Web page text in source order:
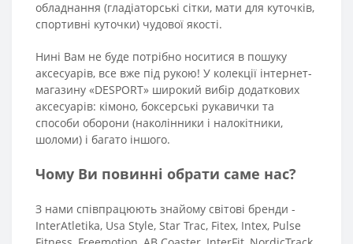
обладнання (гладіаторські сітки, мати для куточків,
спортивні куточки) чудової якості.
Нині Вам не буде потрібно носитися в пошуку
аксесуарів, все вже під рукою! У колекції інтернет-
магазину «DESPORT» широкий вибір додаткових
аксесуарів: кімоно, боксерські рукавички та
способи оборони (наколінники і налокітники,
шоломи) і багато іншого.
Чому Ви повинні обрати саме нас?
З нами співпрацюють знайому світові бренди -
InterAtletika, Usa Style, Star Trac, Fitex, Intex, Pulse